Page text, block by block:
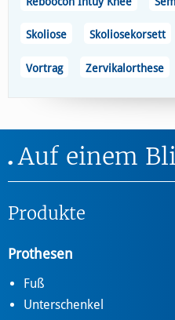
Skoliose Skoliosekorsett
Vortrag Zervikalorthese
Auf einem
Produkte
Prothesen
Fuß
Unterschenkel